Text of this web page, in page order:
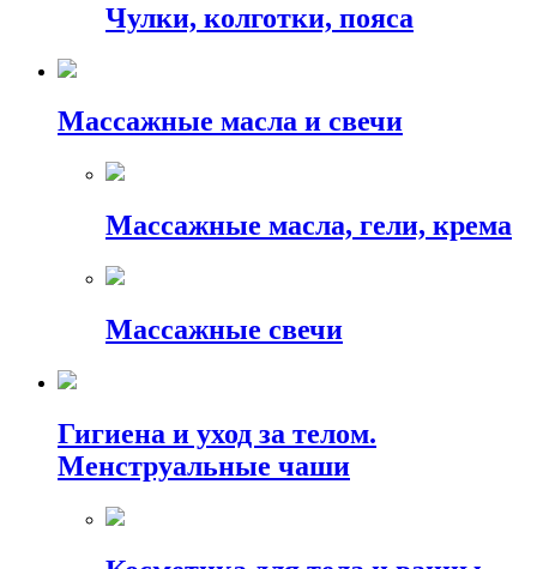
Чулки, колготки, пояса
Массажные масла и свечи
Массажные масла, гели, крема
Массажные свечи
Гигиена и уход за телом.
Менструальные чаши